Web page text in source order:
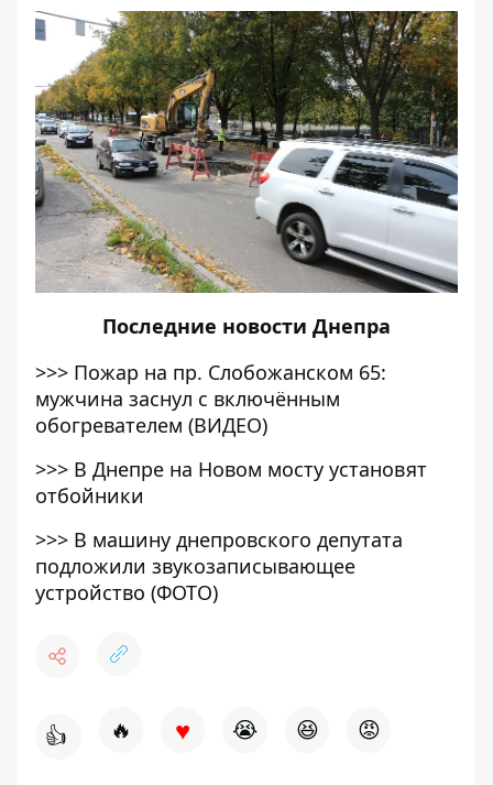
Последние новости Днепра
>>> Пожар на пр. Слобожанском 65:
мужчина заснул с включённым
обогревателем (ВИДЕО)
>>> В Днепре на Новом мосту установят
отбойники
>>> В машину днепровского депутата
подложили звукозаписывающее
устройство (ФОТО)
👍 🔥 ♥ 😭 😆 😡